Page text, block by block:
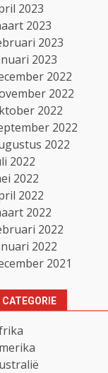
2023
2023
2023
2023
2022
2022
2022
2022
2022
2022
2022
2022
2022
2022
2022
2021
CATEGORIE